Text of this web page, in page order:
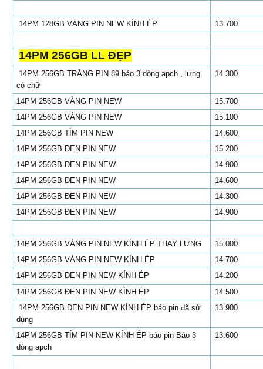
14PM 128GB VÀNG PIN NEW KÍNH ÉP 13.700
14PM 256GB LL ĐẸP
14PM 256GB TRẮNG PIN 89 báo 3 dòng apch , lưng
có chữ
14.300
14PM 256GB VÀNG PIN NEW
15.700
14PM 256GB VÀNG PIN NEW
15.100
14PM 256GB TÍM PIN NEW
14.600
14PM 256GB ĐEN PIN NEW
15.200
14PM 256GB ĐEN PIN NEW
14.900
14PM 256GB ĐEN PIN NEW
14.600
14PM 256GB ĐEN PIN NEW
14.300
14PM 256GB ĐEN PIN NEW
14.900
14PM 256GB VÀNG PIN NEW KÍNH ÉP THAY LƯNG
15.000
14PM 256GB VÀNG PIN NEW KÍNH ÉP
14.700
14PM 256GB ĐEN PIN NEW KÍNH ÉP
14.200
14PM 256GB ĐEN PIN NEW KÍNH ÉP
14.500
14PM 256GB ĐEN PIN NEW KÍNH ÉP báo pin đã sử
dụng
13.900
14PM 256GB TÍM PIN NEW KÍNH ÉP báo pin Báo 3
dòng apch
13.600